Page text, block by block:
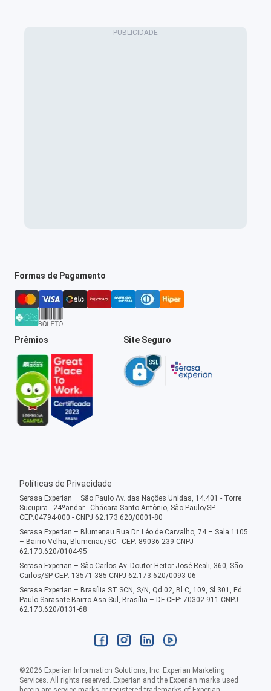
Formas de Pagamento
Prêmios Site Seguro
Políticas de Privacidade
Serasa Experian – São Paulo Av. das Nações Unidas, 14.401 - Torre
Sucupira - 24ºandar - Chácara Santo Antônio, São Paulo/SP -
CEP:04794-000 - CNPJ 62.173.620/0001-80
Serasa Experian – Blumenau Rua Dr. Léo de Carvalho, 74 – Sala 1105
– Bairro Velha, Blumenau/SC - CEP: 89036-239 CNPJ
62.173.620/0104-95
Serasa Experian – São Carlos Av. Doutor Heitor José Reali, 360, São
Carlos/SP CEP: 13571-385 CNPJ 62.173.620/0093-06
Serasa Experian – Brasília ST SCN, S/N, Qd 02, Bl C, 109, Sl 301, Ed.
Paulo Sarasate Bairro Asa Sul, Brasília – DF CEP: 70302-911 CNPJ
62.173.620/0131-68
©2026 Experian Information Solutions, Inc. Experian Marketing
Services. All rights reserved. Experian and the Experian marks used